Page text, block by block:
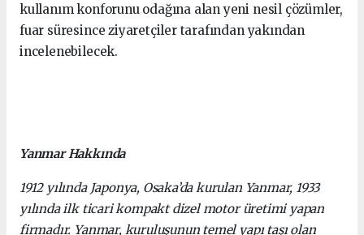
kullanım konforunu odağına alan yeni nesil çözümler,
fuar süresince ziyaretçiler tarafından yakından
incelenebilecek.
Yanmar Hakkında
1912 yılında Japonya, Osaka’da kurulan Yanmar, 1933
yılında ilk ticari kompakt dizel motor üretimi yapan
firmadır. Yanmar, kuruluşunun temel yapı taşı olan